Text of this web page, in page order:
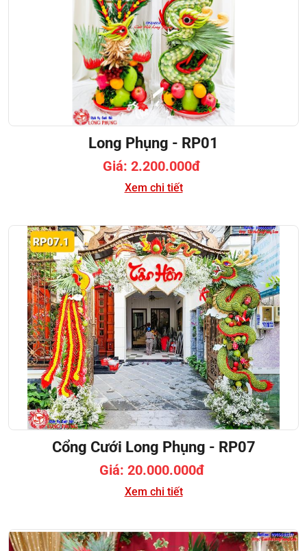
Long Phụng - RP01
Giá: 2.200.000đ
Xem chi tiết
Cổng Cưới Long Phụng - RP07
Giá: 20.000.000đ
Xem chi tiết